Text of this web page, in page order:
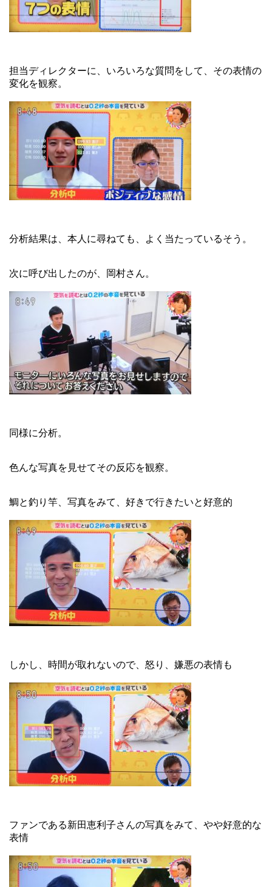
担当ディレクターに、いろいろな質問をして、その表情の
変化を観察。
分析結果は、本人に尋ねても、よく当たっているそう。
次に呼び出したのが、岡村さん。
同様に分析。
色んな写真を見せてその反応を観察。
鯛と釣り竿、写真をみて、好きで行きたいと好意的
しかし、時間が取れないので、怒り、嫌悪の表情も
ファンである新田恵利子さんの写真をみて、やや好意的な
表情